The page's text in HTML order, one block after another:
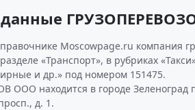
Moscowpage.ru компания
«Транспорт», в рубриках
и др.» под номером 151475.
ООО находится в городе Зеленоград
д. 1.